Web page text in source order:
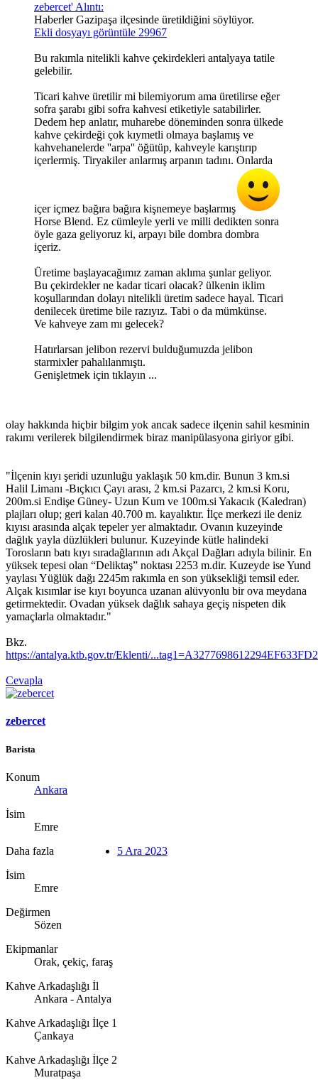
zebercet' Alıntı:
Haberler Gazipaşa ilçesinde üretildiğini söylüyor.
Ekli dosyayı görüntüle 29967
Bu rakımla nitelikli kahve çekirdekleri antalyaya tatile
gelebilir.
Ticari kahve üretilir mi bilemiyorum ama üretilirse eğer
sofra şarabı gibi sofra kahvesi etiketiyle satabilirler.
Dedem hep anlatır, muharebe döneminden sonra ülkede
kahve çekirdeği çok kıymetli olmaya başlamış ve
kahvehanelerde ''arpa'' öğütüp, kahveyle karıştırıp
içerlermiş. Tiryakiler anlarmış arpanın tadını. Onlarda
içer içmez bağıra bağıra kişnemeye başlarmış
Horse Blend. Ez cümleyle yerli ve milli dedikten sonra
öyle gaza geliyoruz ki, arpayı bile dombra dombra
içeriz.
Üretime başlayacağımız zaman aklıma şunlar geliyor.
Bu çekirdekler ne kadar ticari olacak? ülkenin iklim
koşullarından dolayı nitelikli üretim sadece hayal. Ticari
denilecek üretime bile razıyız. Tabi o da mümkünse.
Ve kahveye zam mı gelecek?
Hatırlarsan jelibon rezervi bulduğumuzda jelibon
starmixler pahalılanmıştı.
Genişletmek için tıklayın ...
olay hakkında hiçbir bilgim yok ancak sadece ilçenin sahil kesminin
rakımı verilerek bilgilendirmek biraz manipülasyona giriyor gibi.
"İlçenin kıyı şeridi uzunluğu yaklaşık 50 km.dir. Bunun 3 km.si
Halil Limanı -Bıçkıcı Çayı arası, 2 km.si Pazarcı, 2 km.si Koru,
200m.si Endişe Güney- Uzun Kum ve 100m.si Yakacık (Kaledran)
plajları olup; geri kalan 40.700 m. kayalıktır. İlçe merkezi ile deniz
kıyısı arasında alçak tepeler yer almaktadır. Ovanın kuzeyinde
dağlık yayla düzlükleri bulunur. Kuzeyinde kütle halindeki
Torosların batı kıyı sıradağlarının adı Akçal Dağları adıyla bilinir. En
yüksek tepesi olan “Deliktaş” noktası 2253 m.dir. Kuzeyde ise Yund
yaylası Yüğlük dağı 2245m rakımla en son yüksekliği temsil eder.
Alçak kısımlar ise kıyı boyunca uzanan alüvyonlu bir ova meydana
getirmektedir. Ovadan yüksek dağlık sahaya geçiş nispeten dik
yamaçlarla olmaktadır."
Bkz.
https://antalya.ktb.gov.tr/Eklenti/
Cevapla
zebercet
Barista
Konum
Ankara
İsim
Emre
Daha fazla
İsim
Emre
Değirmen
Sözen
Ekipmanlar
Orak, çekiç, faraş
Kahve Arkadaşlığı İl
Ankara - Antalya
Kahve Arkadaşlığı İlçe 1
Çankaya
Kahve Arkadaşlığı İlçe 2
Muratpaşa
5 Ara 2023